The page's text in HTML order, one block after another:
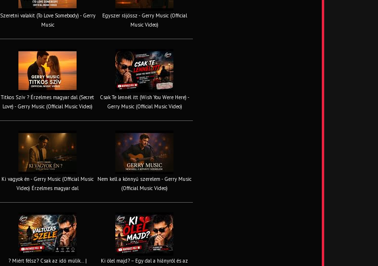
Szeretni valakit (To Love Somebody) - Gerry
Music
Egyszer rájössz - Gerry Music (Official
Music Video)
Titkos Szív ? Érzelmes magyar dal (Secret
Love) - Gerry Music (Official Music Video)
Csak Te lennél itt (Wish You Were Here) -
Gerry Music (Official Music Video)
Ki vagyok én - Gerry Music (Official Music
Video) Érzelmes magyar dal
Nem kell a könnyű szerelem - Gerry Music
(Official Music Video)
? Miért félsz? Csak az idő múlik… |
Ki ölel majd? – Egy dal a hiányról és az